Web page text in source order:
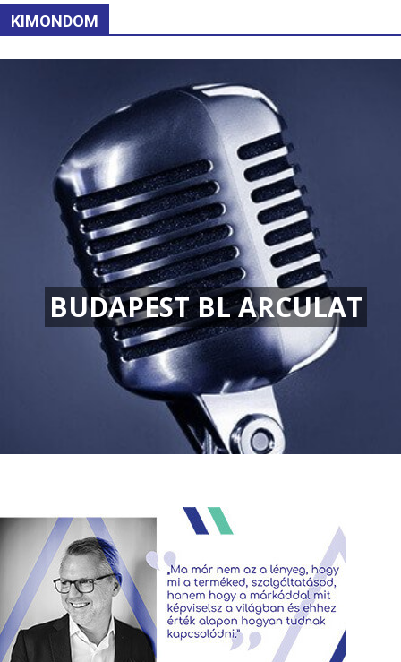
KIMONDOM
BUDAPEST BL ARCULAT